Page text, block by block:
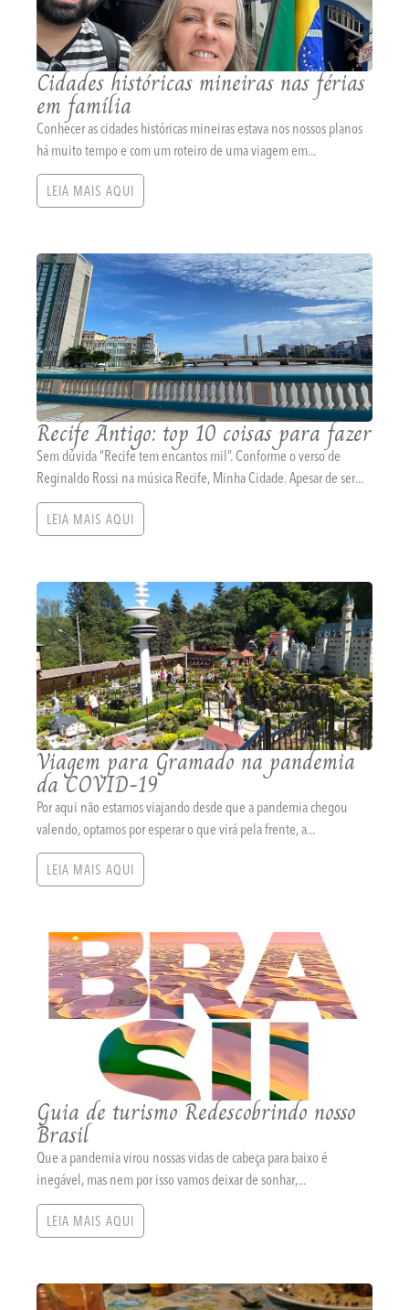
Cidades históricas mineiras nas férias
em família
Conhecer as cidades históricas mineiras estava nos nossos planos
há muito tempo e com um roteiro de uma viagem em...
LEIA MAIS AQUI
Recife Antigo: top 10 coisas para fazer
Sem dúvida “Recife tem encantos mil”. Conforme o verso de
Reginaldo Rossi na música Recife, Minha Cidade. Apesar de ser...
LEIA MAIS AQUI
Viagem para Gramado na pandemia
da COVID-19
Por aqui não estamos viajando desde que a pandemia chegou
valendo, optamos por esperar o que virá pela frente, a...
LEIA MAIS AQUI
Guia de turismo Redescobrindo nosso
Brasil
Que a pandemia virou nossas vidas de cabeça para baixo é
inegável, mas nem por isso vamos deixar de sonhar,...
LEIA MAIS AQUI